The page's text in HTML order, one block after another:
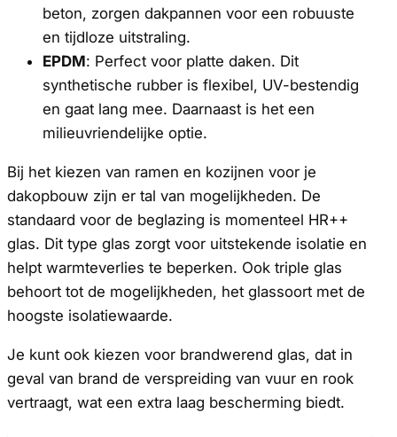
beton, zorgen dakpannen voor een robuuste
en tijdloze uitstraling.
EPDM: Perfect voor platte daken. Dit
synthetische rubber is flexibel, UV-bestendig
en gaat lang mee. Daarnaast is het een
milieuvriendelijke optie.
Bij het kiezen van ramen en kozijnen voor je
dakopbouw zijn er tal van mogelijkheden. De
standaard voor de beglazing is momenteel HR++
glas. Dit type glas zorgt voor uitstekende isolatie en
helpt warmteverlies te beperken. Ook triple glas
behoort tot de mogelijkheden, het glassoort met de
hoogste isolatiewaarde.
Je kunt ook kiezen voor brandwerend glas, dat in
geval van brand de verspreiding van vuur en rook
vertraagt, wat een extra laag bescherming biedt.